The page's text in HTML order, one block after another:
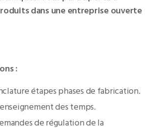
dans une entreprise ouverte
:
étapes phases de fabrication.
des temps.
de régulation de la